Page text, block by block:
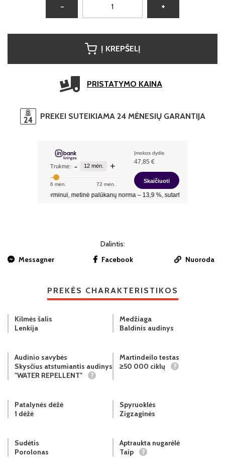
− +
Į KREPŠELĮ
PRISTATYMO KAINA
PREKEI SUTEIKIAMA 24 MĖNESIŲ GARANTIJA
Dalintis:
Messagner
Facebook Nuoroda
PREKĖS CHARAKTERISTIKOS
Kilmės šalis
Lenkija
Medžiaga
Baldinis audinys
Audinio savybės
Skysčius atstumiantis audinys
"WATER REPELLENT"
?
Martindeilo testas
≥50 000 ciklų
?
Patalynės dėžė
1 dėžė
Spyruoklės
Zigzaginės
Sudėtis
Porolonas
Aptraukta nugarėlė
Taip
?